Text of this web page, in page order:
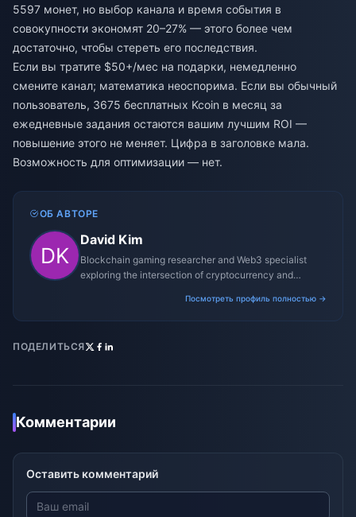
5597 монет, но выбор канала и время события в
совокупности экономят 20–27% — этого более чем
достаточно, чтобы стереть его последствия.
Если вы тратите $50+/мес на подарки, немедленно
смените канал; математика неоспорима. Если вы обычный
пользователь, 3675 бесплатных Kcoin в месяц за
ежедневные задания остаются вашим лучшим ROI —
повышение этого не меняет. Цифра в заголовке мала.
Возможность для оптимизации — нет.
ОБ АВТОРЕ
David Kim
Blockchain gaming researcher and Web3 specialist
exploring the intersection of cryptocurrency and
Посмотреть профиль полностью →
ПОДЕЛИТЬСЯ
Комментарии
Оставить комментарий